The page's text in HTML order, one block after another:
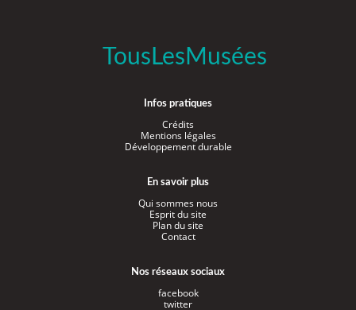
TousLesMusées
Infos pratiques
Crédits
Mentions légales
Développement durable
En savoir plus
Qui sommes nous
Esprit du site
Plan du site
Contact
Nos réseaux sociaux
facebook
twitter